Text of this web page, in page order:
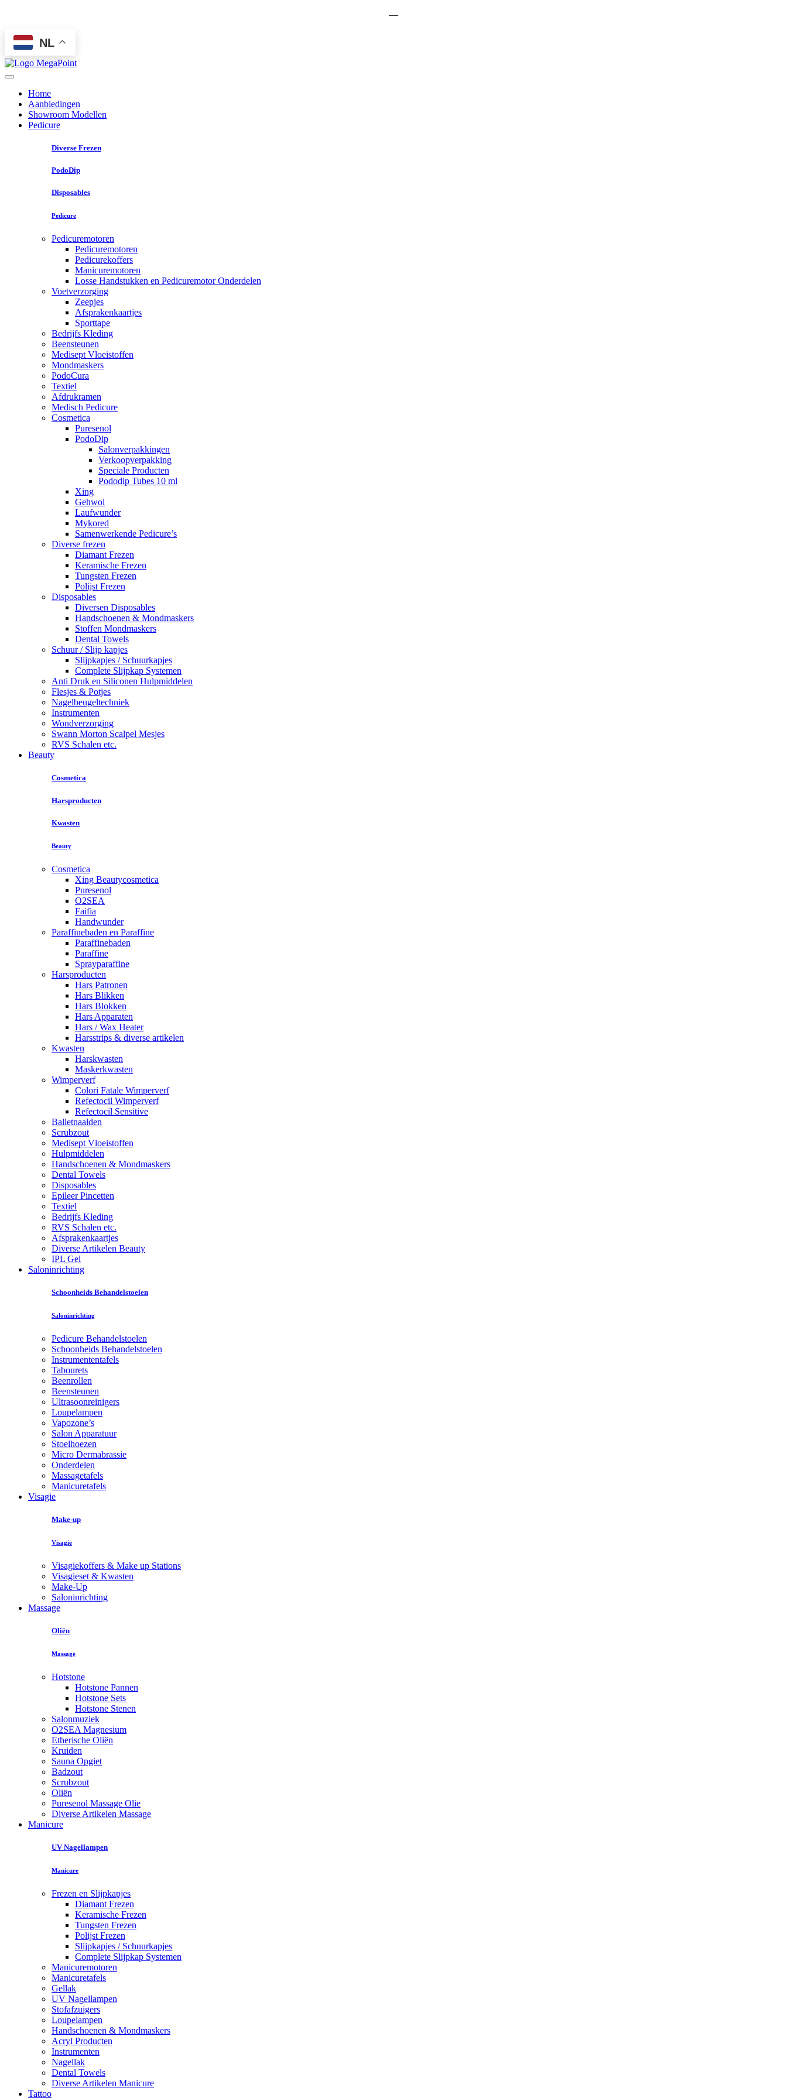
—
NL
Home
Aanbiedingen
Showroom Modellen
Pedicure
Diverse Frezen
PodoDip
Disposables
Pedicure
Pedicuremotoren
Pedicuremotoren
Pedicurekoffers
Manicuremotoren
Losse Handstukken en Pedicuremotor Onderdelen
Voetverzorging
Zeepjes
Afsprakenkaartjes
Sporttape
Bedrijfs Kleding
Beensteunen
Medisept Vloeistoffen
Mondmaskers
PodoCura
Textiel
Afdrukramen
Medisch Pedicure
Cosmetica
Puresenol
PodoDip
Salonverpakkingen
Verkoopverpakking
Speciale Producten
Pododip Tubes 10 ml
Xing
Gehwol
Laufwunder
Mykored
Samenwerkende Pedicure’s
Diverse frezen
Diamant Frezen
Keramische Frezen
Tungsten Frezen
Polijst Frezen
Disposables
Diversen Disposables
Handschoenen & Mondmaskers
Stoffen Mondmaskers
Dental Towels
Schuur / Slijp kapjes
Slijpkapjes / Schuurkapjes
Complete Slijpkap Systemen
Anti Druk en Siliconen Hulpmiddelen
Flesjes & Potjes
Nagelbeugeltechniek
Instrumenten
Wondverzorging
Swann Morton Scalpel Mesjes
RVS Schalen etc.
Beauty
Cosmetica
Harsproducten
Kwasten
Beauty
Cosmetica
Xing Beautycosmetica
Puresenol
O2SEA
Faifia
Handwunder
Paraffinebaden en Paraffine
Paraffinebaden
Paraffine
Sprayparaffine
Harsproducten
Hars Patronen
Hars Blikken
Hars Blokken
Hars Apparaten
Hars / Wax Heater
Harsstrips & diverse artikelen
Kwasten
Harskwasten
Maskerkwasten
Wimperverf
Colori Fatale Wimperverf
Refectocil Wimperverf
Refectocil Sensitive
Balletnaalden
Scrubzout
Medisept Vloeistoffen
Hulpmiddelen
Handschoenen & Mondmaskers
Dental Towels
Disposables
Epileer Pincetten
Textiel
Bedrijfs Kleding
RVS Schalen etc.
Afsprakenkaartjes
Diverse Artikelen Beauty
IPL Gel
Saloninrichting
Schoonheids Behandelstoelen
Saloninrichting
Pedicure Behandelstoelen
Schoonheids Behandelstoelen
Instrumententafels
Tabourets
Beenrollen
Beensteunen
Ultrasoonreinigers
Loupelampen
Vapozone’s
Salon Apparatuur
Stoelhoezen
Micro Dermabrassie
Onderdelen
Massagetafels
Manicuretafels
Visagie
Make-up
Visagie
Visagiekoffers & Make up Stations
Visagieset & Kwasten
Make-Up
Saloninrichting
Massage
Oliën
Massage
Hotstone
Hotstone Pannen
Hotstone Sets
Hotstone Stenen
Salonmuziek
O2SEA Magnesium
Etherische Oliën
Kruiden
Sauna Opgiet
Badzout
Scrubzout
Oliën
Puresenol Massage Olie
Diverse Artikelen Massage
Manicure
UV Nagellampen
Manicure
Frezen en Slijpkapjes
Diamant Frezen
Keramische Frezen
Tungsten Frezen
Polijst Frezen
Slijpkapjes / Schuurkapjes
Complete Slijpkap Systemen
Manicuremotoren
Manicuretafels
Gellak
UV Nagellampen
Stofafzuigers
Loupelampen
Handschoenen & Mondmaskers
Acryl Producten
Instrumenten
Nagellak
Dental Towels
Diverse Artikelen Manicure
Tattoo